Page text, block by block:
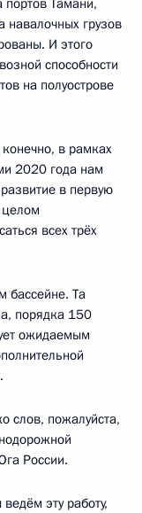
навалочных грузов
И этого
способности
на полуострове
в рамках
2020 года нам
в первую
всех трёх
бассейне. Та
порядка 150
ожидаемым
слов, пожалуйста,
России.
эту работу,